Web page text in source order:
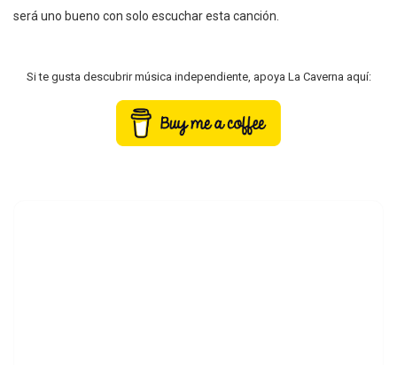
será uno bueno con solo escuchar esta canción.
Si te gusta descubrir música independiente, apoya La Caverna aquí: